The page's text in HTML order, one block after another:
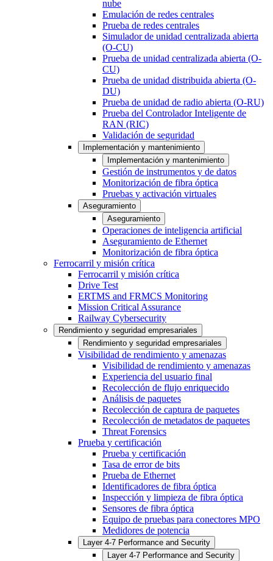
nube
Emulación de redes centrales
Prueba de redes centrales
Simulador de unidad centralizada abierta
(O-CU)
Prueba de unidad centralizada abierta (O-
CU)
Prueba de unidad distribuida abierta (O-
DU)
Prueba de unidad de radio abierta (O-RU)
Prueba del Controlador Inteligente de
RAN (RIC)
Validación de seguridad
Implementación y mantenimiento
Implementación y mantenimiento
Gestión de instrumentos y de datos
Monitorización de fibra óptica
Pruebas y activación virtuales
Aseguramiento
Aseguramiento
Operaciones de inteligencia artificial
Aseguramiento de Ethernet
Monitorización de fibra óptica
Ferrocarril y misión crítica
Ferrocarril y misión crítica
Drive Test
ERTMS and FRMCS Monitoring
Mission Critical Assurance
Railway Cybersecurity
Rendimiento y seguridad empresariales
Rendimiento y seguridad empresariales
Visibilidad de rendimiento y amenazas
Visibilidad de rendimiento y amenazas
Experiencia del usuario final
Recolección de flujo enriquecido
Análisis de paquetes
Recolección de captura de paquetes
Recolección de metadatos de paquetes
Threat Forensics
Prueba y certificación
Prueba y certificación
Tasa de error de bits
Prueba de Ethernet
Identificadores de fibra óptica
Inspección y limpieza de fibra óptica
Sensores de fibra óptica
Equipo de pruebas para conectores MPO
Medidores de potencia
Layer 4-7 Performance and Security
Layer 4-7 Performance and Security